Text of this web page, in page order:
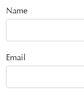
Name
Email